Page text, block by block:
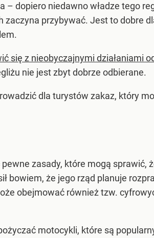
dopiero niedawno władze tego
przybywać. Jest to dobre
się z nieobyczajnymi działaniami
nie jest zbyt dobrze odbierane.
dla turystów zakaz, który
zasady, które mogą
bowiem, że jego rząd planuje
obejmować również tzw.
motocykli, które są